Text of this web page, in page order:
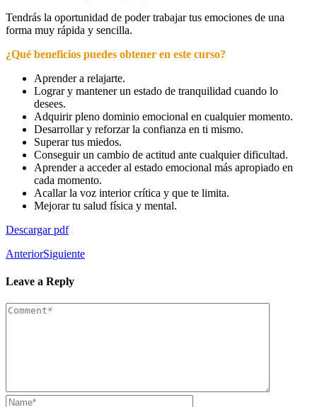
Tendrás la oportunidad de poder trabajar tus emociones de una
forma muy rápida y sencilla.
¿Qué beneficios puedes obtener en este curso?
Aprender a relajarte.
Lograr y mantener un estado de tranquilidad cuando lo
desees.
Adquirir pleno dominio emocional en cualquier momento.
Desarrollar y reforzar la confianza en ti mismo.
Superar tus miedos.
Conseguir un cambio de actitud ante cualquier dificultad.
Aprender a acceder al estado emocional más apropiado en
cada momento.
Acallar la voz interior crítica y que te limita.
Mejorar tu salud física y mental.
Descargar pdf
AnteriorSiguiente
Leave a Reply